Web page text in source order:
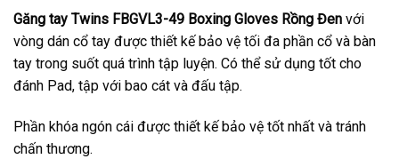
Găng tay Twins FBGVL3-49 Boxing Gloves Rồng Đen với
vòng dán cổ tay được thiết kế bảo vệ tối đa phần cổ và bàn
tay trong suốt quá trình tập luyện. Có thể sử dụng tốt cho
đánh Pad, tập với bao cát và đấu tập.
Phần khóa ngón cái được thiết kế bảo vệ tốt nhất và tránh
chấn thương.